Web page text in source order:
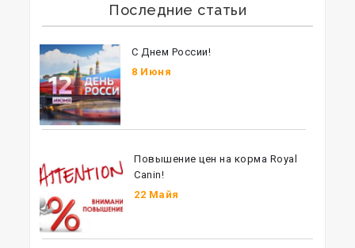
Последние статьи
С Днем России!
8 Июня
Повышение цен на корма Royal
Canin!
22 Майя